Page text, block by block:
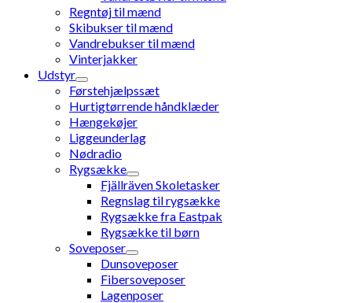
Regntøj til mænd
Skibukser til mænd
Vandrebukser til mænd
Vinterjakker
Udstyr
Førstehjælpssæt
Hurtigtørrende håndklæder
Hængekøjer
Liggeunderlag
Nødradio
Rygsække
Fjällräven Skoletasker
Regnslag til rygsække
Rygsække fra Eastpak
Rygsække til børn
Soveposer
Dunsoveposer
Fibersoveposer
Lagenposer